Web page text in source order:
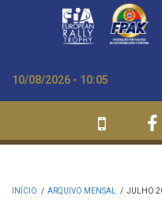
10/08/2026 - 10:05
INÍCIO / ARQUIVO MENSAL / JULHO